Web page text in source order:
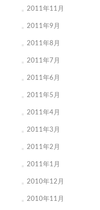
2011年11月
2011年9月
2011年8月
2011年7月
2011年6月
2011年5月
2011年4月
2011年3月
2011年2月
2011年1月
2010年12月
2010年11月